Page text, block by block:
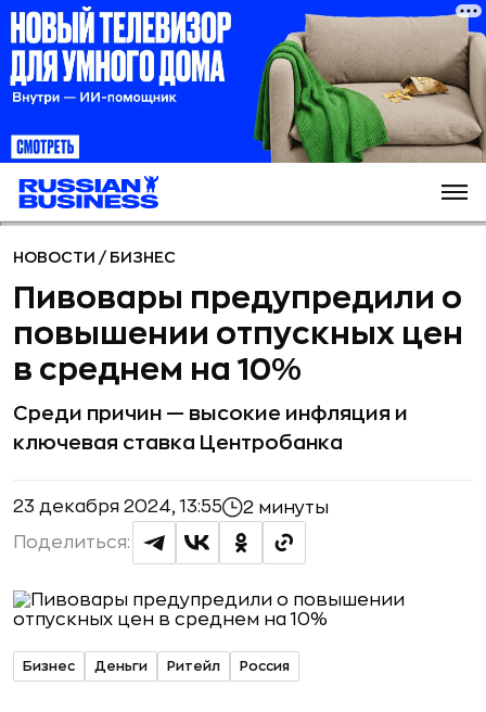
НОВОСТИ / БИЗНЕС
Пивовары предупредили о
повышении отпускных цен
в среднем на 10%
Среди причин — высокие инфляция и
ключевая ставка Центробанка
23 декабря 2024, 13:55 2 минуты
Поделиться:
Бизнес Деньги Ритейл Россия